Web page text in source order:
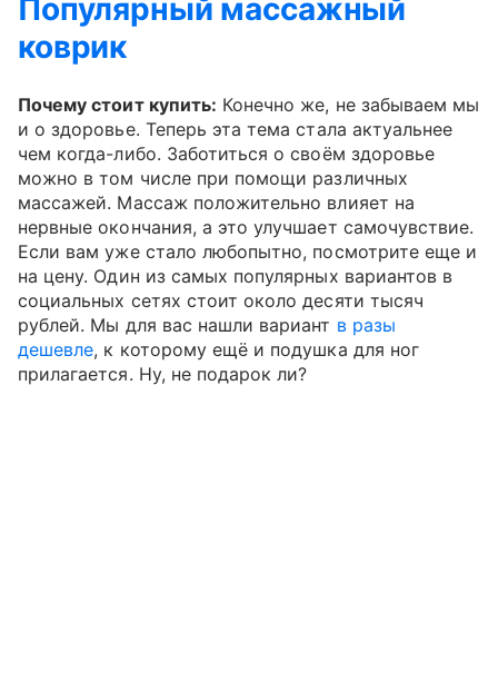
Популярный массажный
коврик
Почему стоит купить: Конечно же, не забываем мы
и о здоровье. Теперь эта тема стала актуальнее
чем когда-либо. Заботиться о своём здоровье
можно в том числе при помощи различных
массажей. Массаж положительно влияет на
нервные окончания, а это улучшает самочувствие.
Если вам уже стало любопытно, посмотрите еще и
на цену. Один из самых популярных вариантов в
социальных сетях стоит около десяти тысяч
рублей. Мы для вас нашли вариант в разы
дешевле, к которому ещё и подушка для ног
прилагается. Ну, не подарок ли?